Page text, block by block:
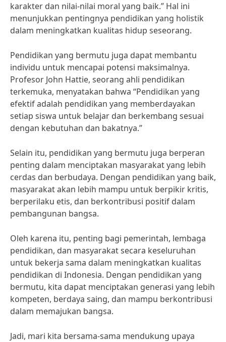
karakter dan nilai-nilai moral yang baik.” Hal ini
menunjukkan pentingnya pendidikan yang holistik
dalam meningkatkan kualitas hidup seseorang.
Pendidikan yang bermutu juga dapat membantu
individu untuk mencapai potensi maksimalnya.
Profesor John Hattie, seorang ahli pendidikan
terkemuka, menyatakan bahwa “Pendidikan yang
efektif adalah pendidikan yang memberdayakan
setiap siswa untuk belajar dan berkembang sesuai
dengan kebutuhan dan bakatnya.”
Selain itu, pendidikan yang bermutu juga berperan
penting dalam menciptakan masyarakat yang lebih
cerdas dan berbudaya. Dengan pendidikan yang baik,
masyarakat akan lebih mampu untuk berpikir kritis,
berperilaku etis, dan berkontribusi positif dalam
pembangunan bangsa.
Oleh karena itu, penting bagi pemerintah, lembaga
pendidikan, dan masyarakat secara keseluruhan
untuk bekerja sama dalam meningkatkan kualitas
pendidikan di Indonesia. Dengan pendidikan yang
bermutu, kita dapat menciptakan generasi yang lebih
kompeten, berdaya saing, dan mampu berkontribusi
dalam memajukan bangsa.
Jadi, mari kita bersama-sama mendukung upaya